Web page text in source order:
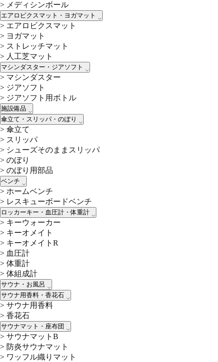
> メディシンボール
エアロビクスマット・ヨガマット
> エアロビクスマット
> ヨガマット
> ストレッチマット
> 人工芝マット
マシンダスター・ジアソフト
> マシンダスター
> ジアソフト
> ジアソフト用ボトル
施設備品
傘立て・スリッパ・のぼり
> 傘立て
> スリッパ
> シューズそのままスリッパ
> のぼり
> のぼり用部品
ベンチ
> ホームベンチ
> レスキューボードベンチ
ロッカーキー・血圧計・体重計
> キーウォーカー
> キーオメイト
> キーオメイトR
> 血圧計
> 体重計
> 体組成計
サウナ・お風呂
サウナ用香料・香花石
> サウナ用香料
> 香花石
サウナマット・座布団
> サウナマットB
> 防炎サウナマット
> ワッフル織りマット